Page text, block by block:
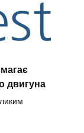
двигуна